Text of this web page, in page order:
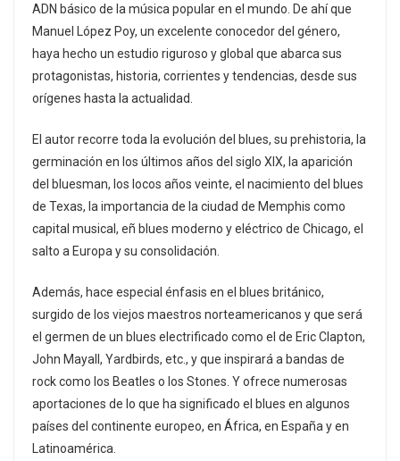
ADN básico de la música popular en el mundo. De ahí que
Manuel López Poy, un excelente conocedor del género,
haya hecho un estudio riguroso y global que abarca sus
protagonistas, historia, corrientes y tendencias, desde sus
orígenes hasta la actualidad.
El autor recorre toda la evolución del blues, su prehistoria, la
germinación en los últimos años del siglo XIX, la aparición
del bluesman, los locos años veinte, el nacimiento del blues
de Texas, la importancia de la ciudad de Memphis como
capital musical, eñ blues moderno y eléctrico de Chicago, el
salto a Europa y su consolidación.
Además, hace especial énfasis en el blues británico,
surgido de los viejos maestros norteamericanos y que será
el germen de un blues electrificado como el de Eric Clapton,
John Mayall, Yardbirds, etc., y que inspirará a bandas de
rock como los Beatles o los Stones. Y ofrece numerosas
aportaciones de lo que ha significado el blues en algunos
países del continente europeo, en África, en España y en
Latinoamérica.